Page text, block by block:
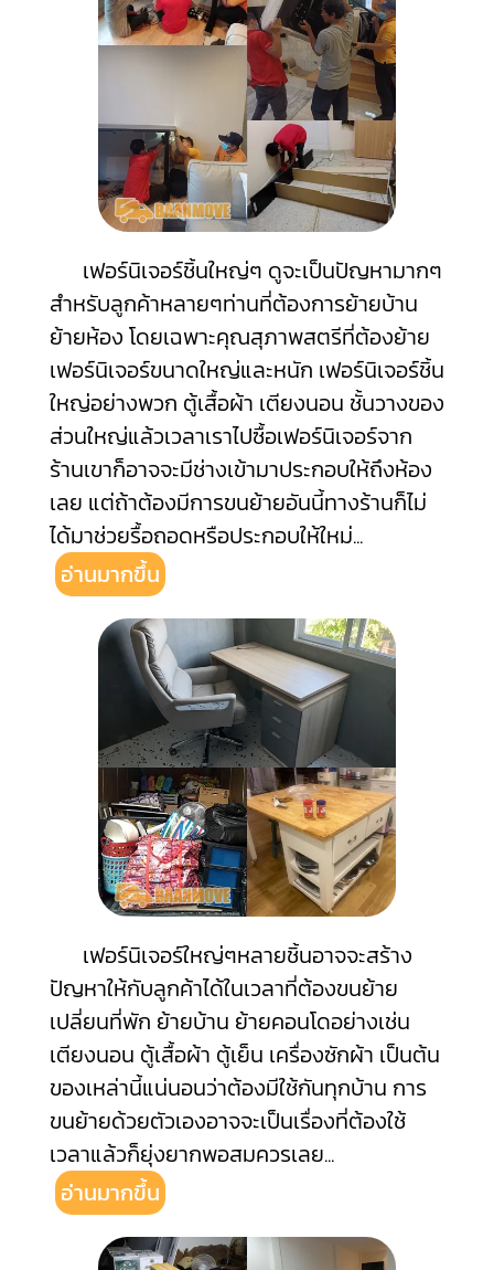
เฟอร์นิเจอร์ชิ้นใหญ่ๆ ดูจะเป็นปัญหามากๆ
สำหรับลูกค้าหลายๆท่านที่ต้องการย้ายบ้าน
ย้ายห้อง โดยเฉพาะคุณสุภาพสตรีที่ต้องย้าย
เฟอร์นิเจอร์ขนาดใหญ่และหนัก เฟอร์นิเจอร์ชิ้น
ใหญ่อย่างพวก ตู้เสื้อผ้า เตียงนอน ชั้นวางของ
ส่วนใหญ่แล้วเวลาเราไปซื้อเฟอร์นิเจอร์จาก
ร้านเขาก็อาจจะมีช่างเข้ามาประกอบให้ถึงห้อง
เลย แต่ถ้าต้องมีการขนย้ายอันนี้ทางร้านก็ไม่
ได้มาช่วยรื้อถอดหรือประกอบให้ใหม่...
อ่านมากขึ้น
เฟอร์นิเจอร์ใหญ่ๆหลายชิ้นอาจจะสร้าง
ปัญหาให้กับลูกค้าได้ในเวลาที่ต้องขนย้าย
เปลี่ยนที่พัก ย้ายบ้าน ย้ายคอนโดอย่างเช่น
เตียงนอน ตู้เสื้อผ้า ตู้เย็น เครื่องซักผ้า เป็นต้น
ของเหล่านี้แน่นอนว่าต้องมีใช้กันทุกบ้าน การ
ขนย้ายด้วยตัวเองอาจจะเป็นเรื่องที่ต้องใช้
เวลาแล้วก็ยุ่งยากพอสมควรเลย...
อ่านมากขึ้น